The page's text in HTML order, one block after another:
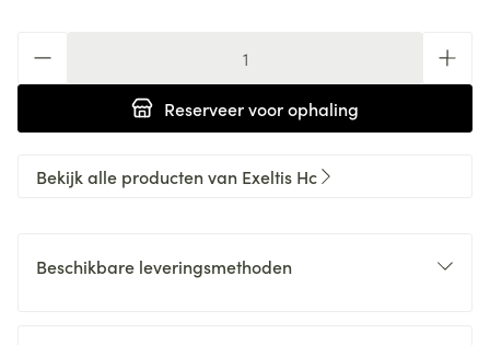
Reserveervoor ophaling
Bekijk alle producten van Exeltis Hc
Beschikbare leveringsmethoden